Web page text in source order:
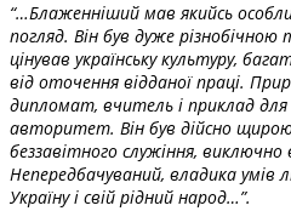
“…Блаженніший мав якийсь
погляд. Він був дуже
цінував українську культуру,
від оточення відданої праці.
дипломат, вчитель і приклад для
авторитет. Він був дійсно
беззавітного служіння, виключно
Непередбачуваний, владика умів
Україну і свій рідний народ…”.